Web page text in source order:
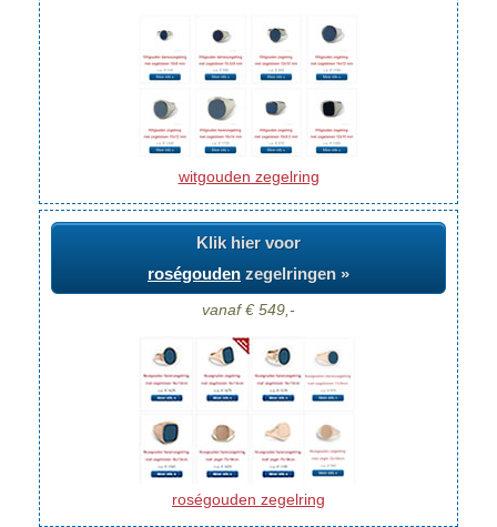
witgouden zegelring
Klik hier voor
roségouden zegelringen »
vanaf € 549,-
roségouden zegelring